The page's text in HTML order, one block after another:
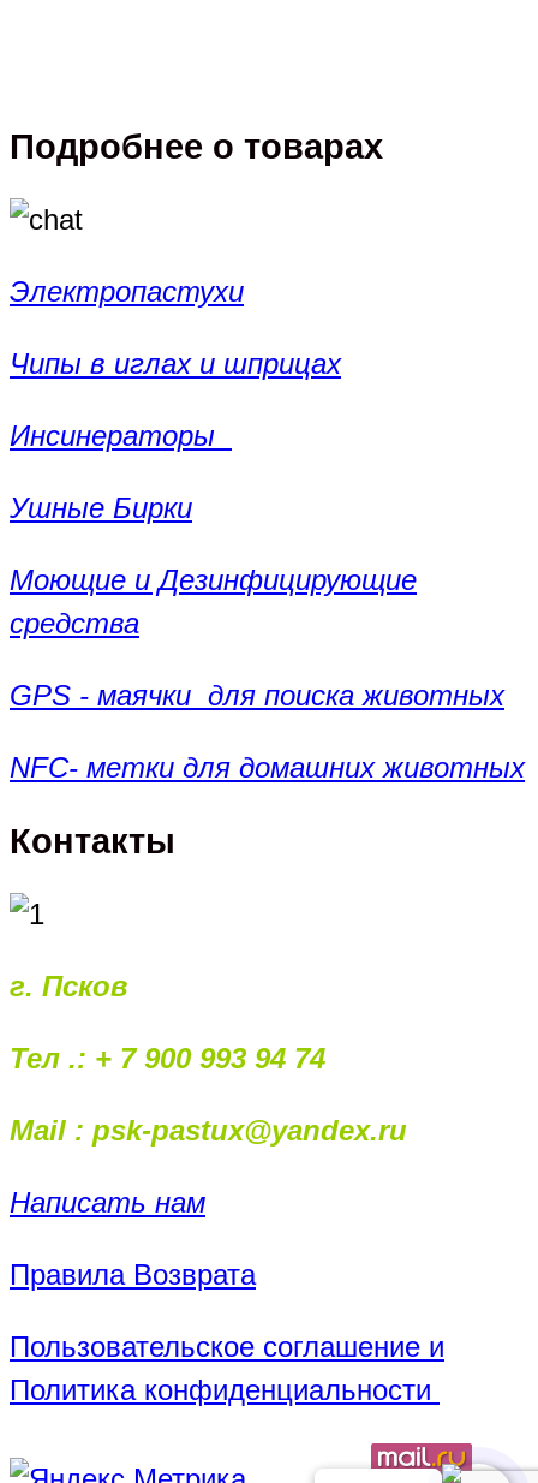
Подробнее о товарах
Электропастухи
Чипы в иглах и шприцах
Инсинераторы
Ушные Бирки
Моющие и Дезинфицирующие
средства
GPS - маячки для поиска животных
NFC- метки для домашних животных
Контакты
г. Псков
Тел .: + 7 900 993 94 74
Mail : psk-pastux@yandex.ru
Написать нам
Правила Возврата
Пользовательское соглашение и
Политика конфиденциальности